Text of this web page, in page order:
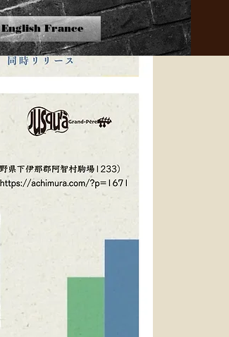
English France